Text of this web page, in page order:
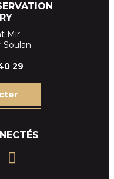
Mir
Soulan
29